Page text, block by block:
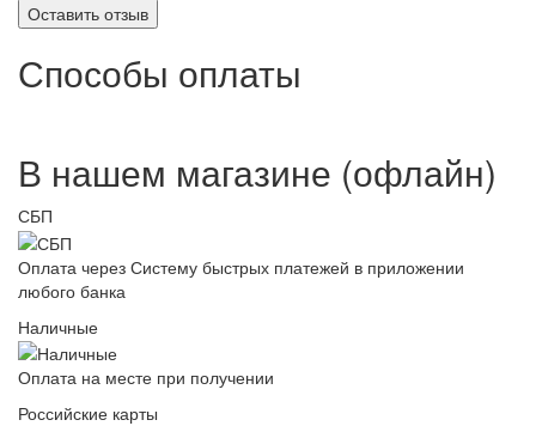
Оставить отзыв
Способы оплаты
В нашем магазине (офлайн)
СБП
Оплата через Систему быстрых платежей в приложении
любого банка
Наличные
Оплата на месте при получении
Российские карты